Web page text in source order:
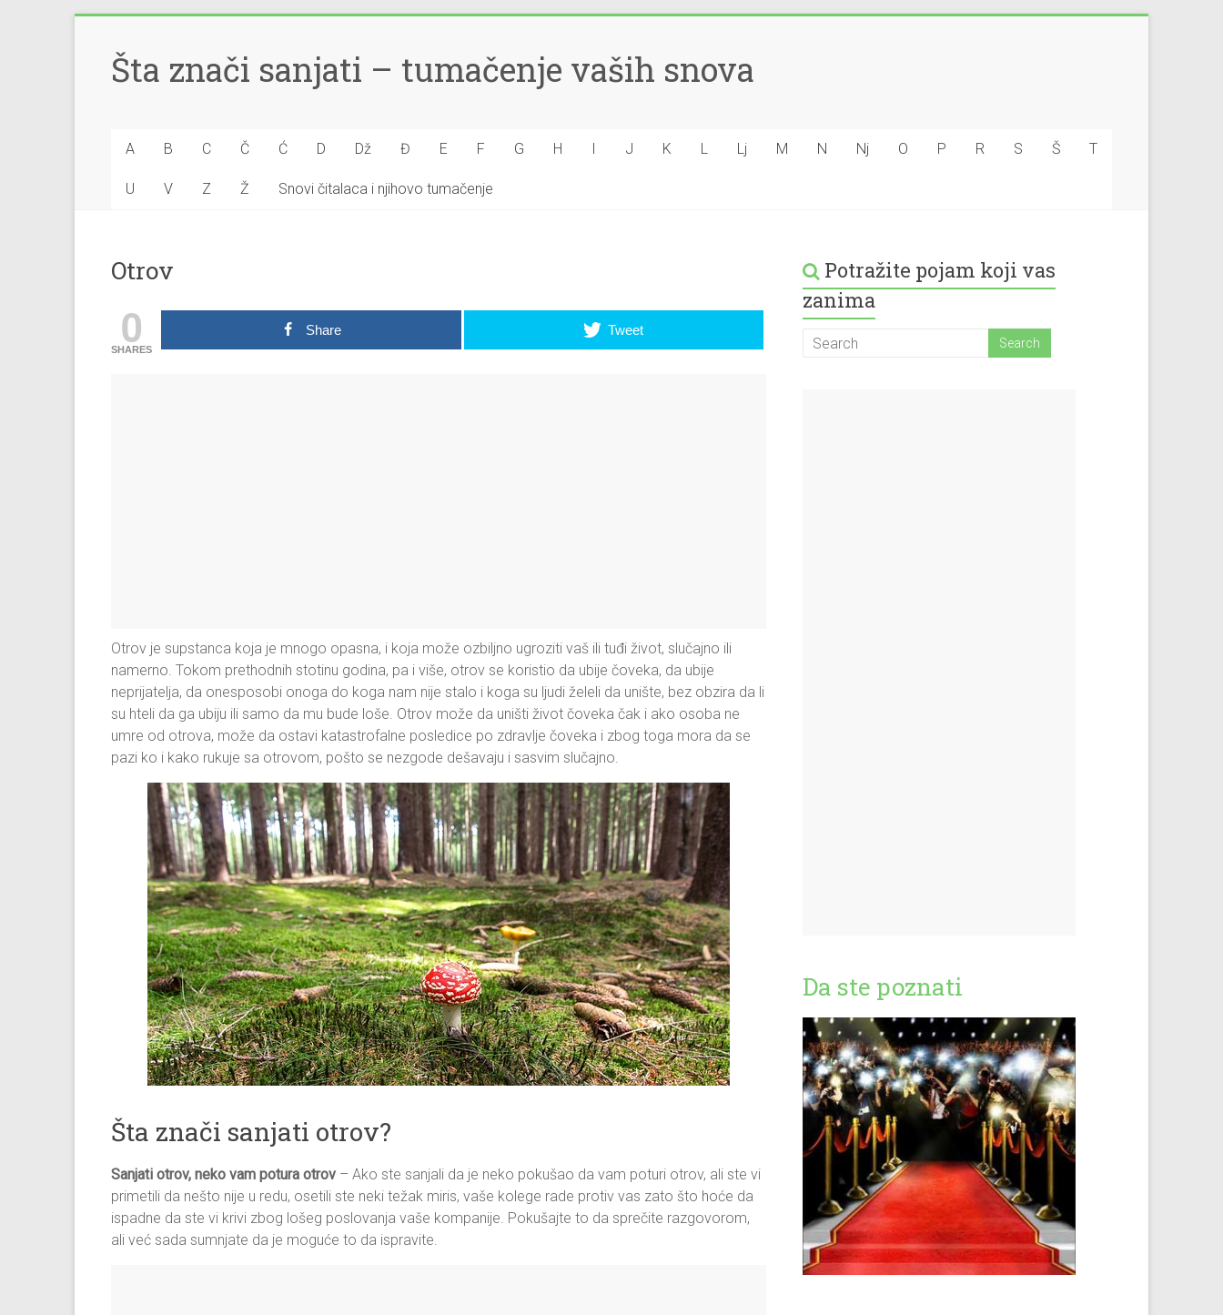
Šta znači sanjati – tumačenje vaših snova
A B C Č Ć D Dž Đ E F G H I J K L Lj M N Nj O P R S Š T
U V Z Ž Snovi čitalaca i njihovo tumačenje
Otrov
0
SHARES
Share Tweet
Otrov je supstanca koja je mnogo opasna, i koja može ozbiljno ugroziti vaš ili tuđi život, slučajno ili
namerno. Tokom prethodnih stotinu godina, pa i više, otrov se koristio da ubije čoveka, da ubije
neprijatelja, da onesposobi onoga do koga nam nije stalo i koga su ljudi želeli da unište, bez obzira da li
su hteli da ga ubiju ili samo da mu bude loše. Otrov može da uništi život čoveka čak i ako osoba ne
umre od otrova, može da ostavi katastrofalne posledice po zdravlje čoveka i zbog toga mora da se
pazi ko i kako rukuje sa otrovom, pošto se nezgode dešavaju i sasvim slučajno.
Šta znači sanjati otrov?
Sanjati otrov, neko vam potura otrov – Ako ste sanjali da je neko pokušao da vam poturi otrov, ali ste vi
primetili da nešto nije u redu, osetili ste neki težak miris, vaše kolege rade protiv vas zato što hoće da
ispadne da ste vi krivi zbog lošeg poslovanja vaše kompanije. Pokušajte to da sprečite razgovorom,
ali već sada sumnjate da je moguće to da ispravite.
Potražite pojam koji vas
zanima
Da ste poznati